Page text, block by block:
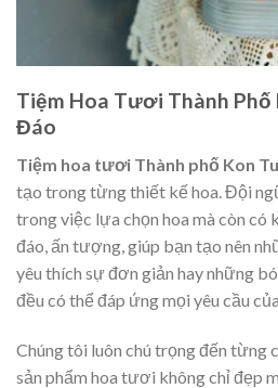
Tiệm Hoa Tươi Thành Phố
Đáo
Tiệm hoa tươi Thành phố Kon
tạo trong từng thiết kế hoa. Đội
trong việc lựa chọn hoa mà còn có
đáo, ấn tượng, giúp bạn tạo nên
yêu thích sự đơn giản hay những
đều có thể đáp ứng mọi yêu cầu
Chúng tôi luôn chú trọng đến
sản phẩm hoa tươi không chỉ đẹp